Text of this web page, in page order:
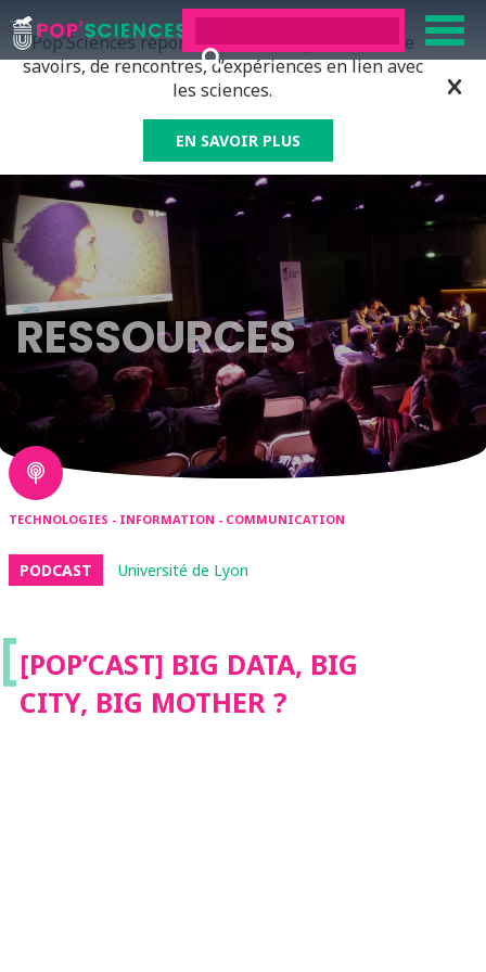
Pop’Sciences répond à tous ceux qui ont soif de
savoirs, de rencontres, d’expériences en lien avec
les sciences.
EN SAVOIR PLUS
RESSOURCES
TECHNOLOGIES - INFORMATION - COMMUNICATION
PODCAST Université de Lyon
[[POP’CAST] BIG DATA, BIG
CITY, BIG MOTHER ?